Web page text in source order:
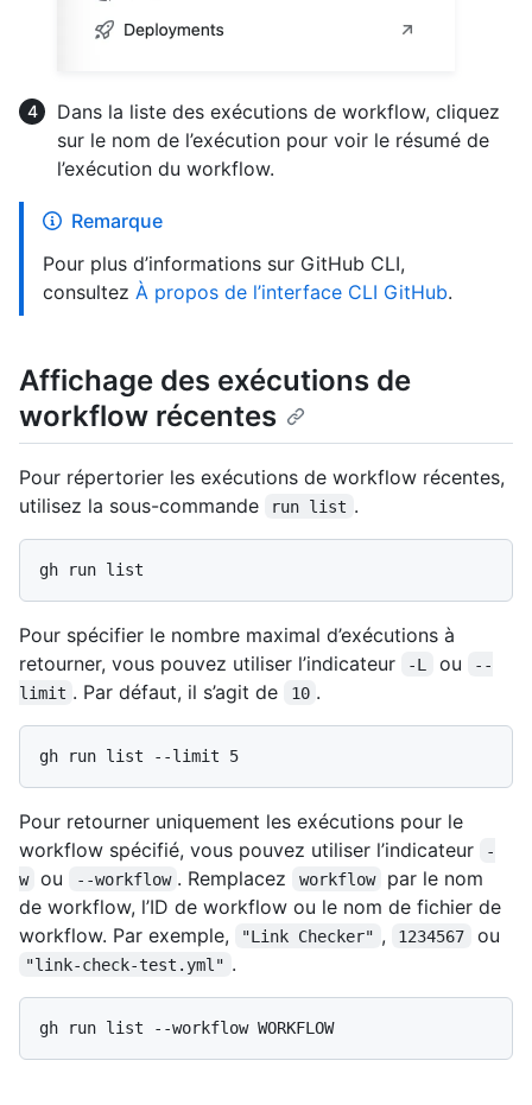
Dans la liste des exécutions de workflow, cliquez
sur le nom de l’exécution pour voir le résumé de
l’exécution du workflow.
Remarque
Pour plus d’informations sur GitHub CLI,
consultez À propos de l’interface CLI GitHub.
Affichage des exécutions de
workflow récentes
Pour répertorier les exécutions de workflow récentes,
utilisez la sous-commande
run list .
Pour spécifier le nombre maximal d’exécutions à
retourner, vous pouvez utiliser l’indicateur
-L ou
--
limit . Par défaut, il s’agit de 10 .
Pour retourner uniquement les exécutions pour le
workflow spécifié, vous pouvez utiliser l’indicateur
-
w
ou --workflow . Remplacez workflow
par le nom
de workflow, l’ID de workflow ou le nom de fichier de
workflow. Par exemple,
"Link Checker" , 1234567 ou
"link-check-test.yml" .